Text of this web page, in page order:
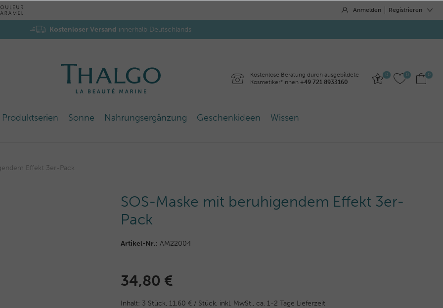
Anmelden Registrieren
Kostenloser Versand innerhalb Deutschlands
Kostenlose Beratung durch ausgebildete
Kosmetiker*innen +49 721 8933160
0 0 0
Produktserien Sonne Nahrungsergänzung Geschenkideen Wissen
Effekt 3er-Pack
SOS-Maske mit beruhigendem Effekt 3er-
Pack
Artikel-Nr.: AM22004
34,80 €
Inhalt: 3 Stück, 11,60 € / Stück, inkl. MwSt., ca. 1-2 Tage Lieferzeit